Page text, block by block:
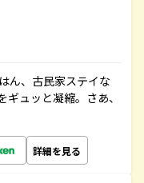
ん、古民家ステイな
ュッと凝縮。さあ、
詳細を見る